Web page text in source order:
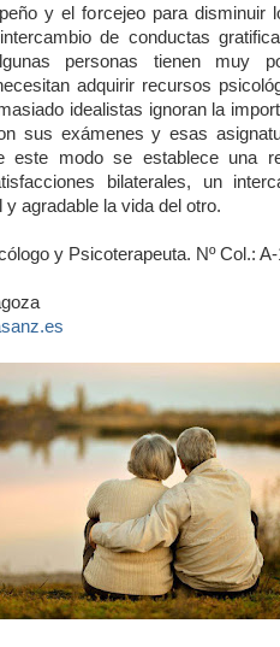
y el forcejeo para disminuir
de conductas
personas tienen muy
adquirir recursos
idealistas ignoran la
sus exámenes y esas
este modo se establece una
bilaterales, un
agradable la vida del otro.
y Psicoterapeuta. Nº Col.: